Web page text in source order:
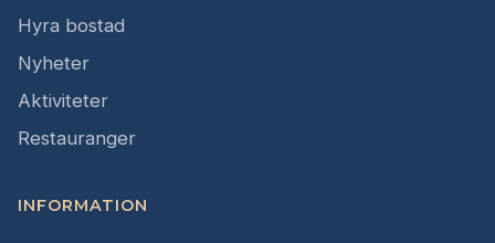
Hyra bostad
Nyheter
Aktiviteter
Restauranger
INFORMATION